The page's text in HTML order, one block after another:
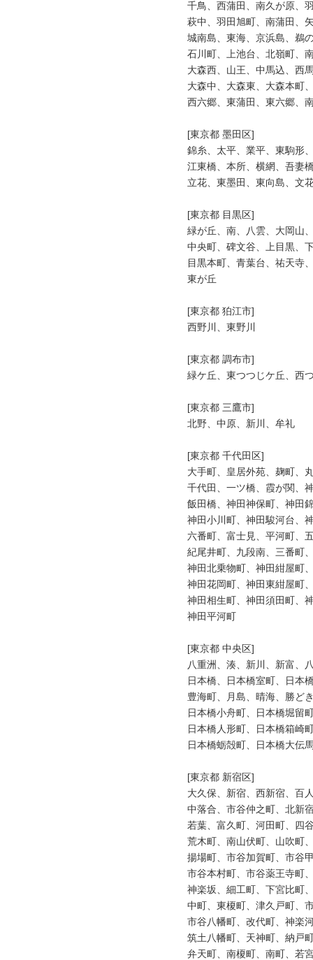
千鳥、西蒲田、南久が原、
萩中、羽田旭町、南蒲田、
城南島、東海、京浜島、鵜
石川町、上池台、北嶺町、
大森西、山王、中馬込、西
大森中、大森東、大森本町
西六郷、東蒲田、東六郷、
[東京都 墨田区]
錦糸、太平、業平、東駒形
江東橋、本所、横網、吾妻
立花、東墨田、東向島、文
[東京都 目黒区]
緑が丘、南、八雲、大岡山
中央町、碑文谷、上目黒、
目黒本町、青葉台、祐天寺
東が丘
[東京都 狛江市]
西野川、東野川
[東京都 調布市]
緑ケ丘、東つつじケ丘、西
[東京都 三鷹市]
北野、中原、新川、牟礼
[東京都 千代田区]
大手町、皇居外苑、麹町、
千代田、一ツ橋、霞が関、
飯田橋、神田神保町、神田
神田小川町、神田駿河台、
六番町、富士見、平河町、
紀尾井町、九段南、三番町
神田北乗物町、神田紺屋町
神田花岡町、神田東紺屋町
神田相生町、神田須田町、
神田平河町
[東京都 中央区]
八重洲、湊、新川、新富、
日本橋、日本橋室町、日本
豊海町、月島、晴海、勝ど
日本橋小舟町、日本橋堀留
日本橋人形町、日本橋箱崎
日本橋蛎殻町、日本橋大伝
[東京都 新宿区]
大久保、新宿、西新宿、百
中落合、市谷仲之町、北新
若葉、富久町、河田町、四
荒木町、南山伏町、山吹町
揚場町、市谷加賀町、市谷
市谷本村町、市谷薬王寺町
神楽坂、細工町、下宮比町
中町、東榎町、津久戸町、
市谷八幡町、改代町、神楽
筑土八幡町、天神町、納戸
弁天町、南榎町、南町、若